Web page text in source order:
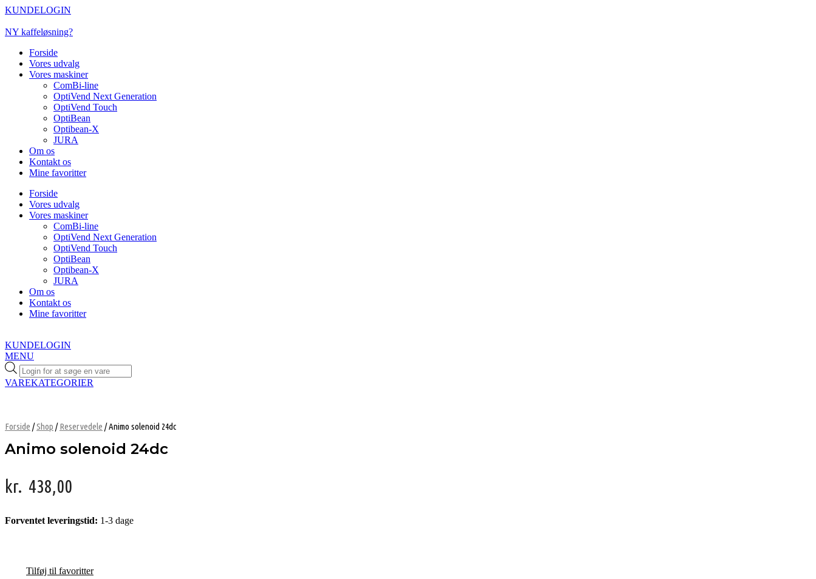
Videre
indhold
KUNDELOGIN
NY kaffeløsning?
Forside
Vores udvalg
Vores maskiner
ComBi-line
OptiVend Next Generation
OptiVend Touch
OptiBean
Optibean-X
JURA
Om os
Kontakt os
Mine favoritter
Forside
Vores udvalg
Vores maskiner
ComBi-line
OptiVend Next Generation
OptiVend Touch
OptiBean
Optibean-X
JURA
Om os
Kontakt os
Mine favoritter
KUNDELOGIN
MENU
Products
search
VAREKATEGORIER
Forside /Shop /Reservedele / Animo solenoid 24dc
Animo solenoid 24dc
kr. 438,00
Forventet leveringstid: 1-3 dage
Tilføj til favoritter